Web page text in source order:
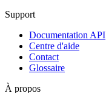
Support
Documentation API
Centre d'aide
Contact
Glossaire
À propos